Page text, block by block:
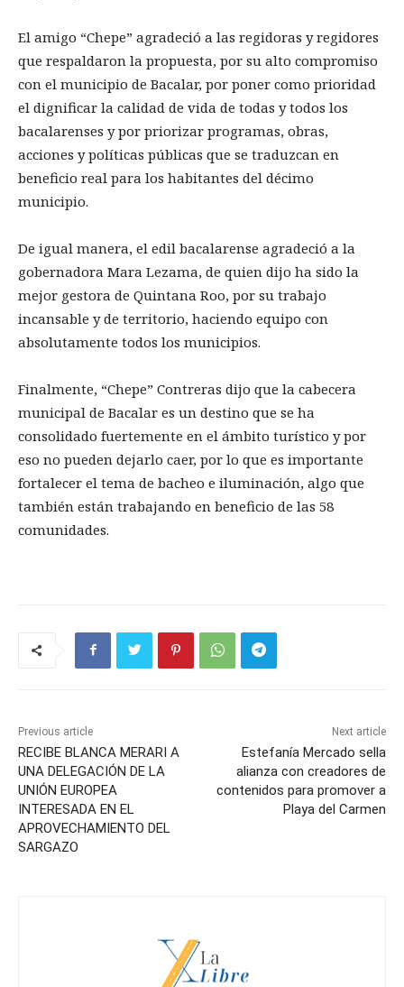
El amigo “Chepe” agradeció a las regidoras y regidores
que respaldaron la propuesta, por su alto compromiso
con el municipio de Bacalar, por poner como prioridad
el dignificar la calidad de vida de todas y todos los
bacalarenses y por priorizar programas, obras,
acciones y políticas públicas que se traduzcan en
beneficio real para los habitantes del décimo
municipio.
De igual manera, el edil bacalarense agradeció a la
gobernadora Mara Lezama, de quien dijo ha sido la
mejor gestora de Quintana Roo, por su trabajo
incansable y de territorio, haciendo equipo con
absolutamente todos los municipios.
Finalmente, “Chepe” Contreras dijo que la cabecera
municipal de Bacalar es un destino que se ha
consolidado fuertemente en el ámbito turístico y por
eso no pueden dejarlo caer, por lo que es importante
fortalecer el tema de bacheo e iluminación, algo que
también están trabajando en beneficio de las 58
comunidades.
Previous article
RECIBE BLANCA MERARI A
UNA DELEGACIÓN DE LA
UNIÓN EUROPEA
INTERESADA EN EL
APROVECHAMIENTO DEL
SARGAZO
Next article
Estefanía Mercado sella
alianza con creadores de
contenidos para promover a
Playa del Carmen